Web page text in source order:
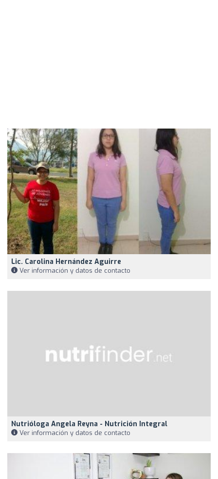
Lic. Carolina Hernández Aguirre
Ver información y datos de contacto
Nutrióloga Angela Reyna - Nutrición Integral
Ver información y datos de contacto